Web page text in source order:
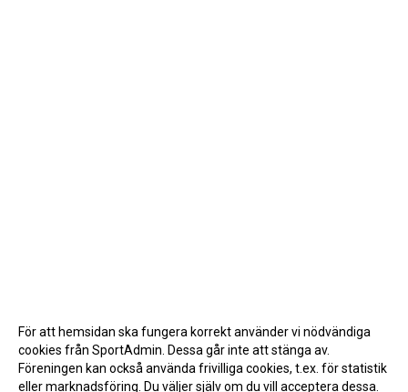
För att hemsidan ska fungera korrekt använder vi nödvändiga
cookies från SportAdmin. Dessa går inte att stänga av.
Föreningen kan också använda frivilliga cookies, t.ex. för statistik
eller marknadsföring. Du väljer själv om du vill acceptera dessa.